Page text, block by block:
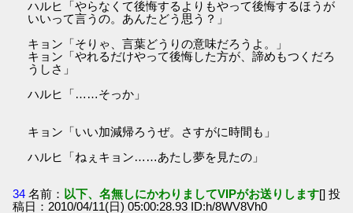
ハルヒ「やらなくて後悔するよりもやって後悔するほうが
いいって言うの。あんたどう思う？」
キョン「そりゃ、言葉どうりの意味だろうよ。」
キョン「やれるだけやって後悔した方が、諦めもつくだろ
うしさ」
ハルヒ「……そっか」
キョン「いい加減帰ろうぜ。さすがに時間も」
ハルヒ「ねぇキョン……あたし夢を見たの」
34 名前： 以下、名無しにかわりましてVIPがお送りします[] 投
稿日：2010/04/11(日) 05:00:28.93 ID:h/8WV8Vh0